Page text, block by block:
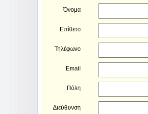
Όνομα
Επίθετο
Τηλέφωνο
Email
Πόλη
Διεύθυνση